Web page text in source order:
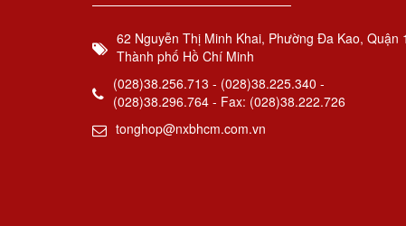
62 Nguyễn Thị Minh Khai, Phường Đa Kao, Quận
Thành phố Hồ Chí Minh
(028)38.256.713 - (028)38.225.340 -
(028)38.296.764 - Fax: (028)38.222.726
tonghop@nxbhcm.com.vn